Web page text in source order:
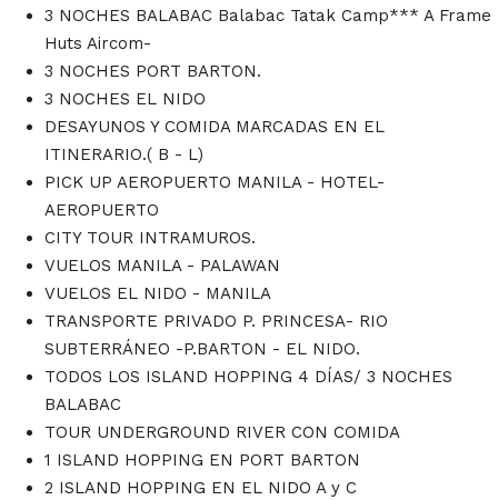
3 NOCHES BALABAC Balabac Tatak Camp*** A Frame
Huts Aircom-
3 NOCHES PORT BARTON.
3 NOCHES EL NIDO
DESAYUNOS Y COMIDA MARCADAS EN EL
ITINERARIO.( B - L)
PICK UP AEROPUERTO MANILA - HOTEL-
AEROPUERTO
CITY TOUR INTRAMUROS.
VUELOS MANILA - PALAWAN
VUELOS EL NIDO - MANILA
TRANSPORTE PRIVADO P. PRINCESA- RIO
SUBTERRÁNEO -P.BARTON - EL NIDO.
TODOS LOS ISLAND HOPPING 4 DÍAS/ 3 NOCHES
BALABAC
TOUR UNDERGROUND RIVER CON COMIDA
1 ISLAND HOPPING EN PORT BARTON
2 ISLAND HOPPING EN EL NIDO A y C